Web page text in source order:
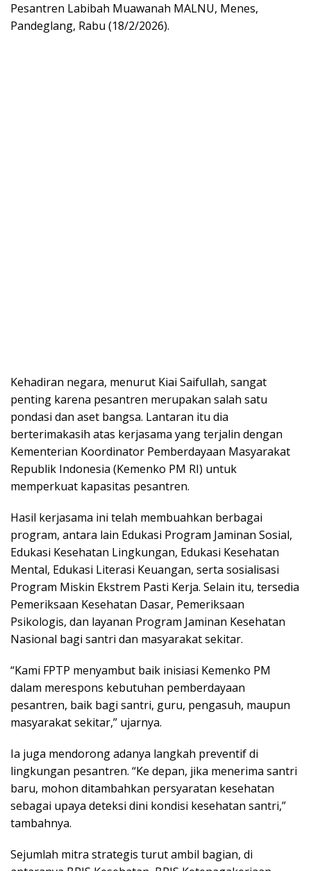
Pesantren Labibah Muawanah MALNU, Menes,
Pandeglang, Rabu (18/2/2026).
Kehadiran negara, menurut Kiai Saifullah, sangat
penting karena pesantren merupakan salah satu
pondasi dan aset bangsa. Lantaran itu dia
berterimakasih atas kerjasama yang terjalin dengan
Kementerian Koordinator Pemberdayaan Masyarakat
Republik Indonesia (Kemenko PM RI) untuk
memperkuat kapasitas pesantren.
Hasil kerjasama ini telah membuahkan berbagai
program, antara lain Edukasi Program Jaminan Sosial,
Edukasi Kesehatan Lingkungan, Edukasi Kesehatan
Mental, Edukasi Literasi Keuangan, serta sosialisasi
Program Miskin Ekstrem Pasti Kerja. Selain itu, tersedia
Pemeriksaan Kesehatan Dasar, Pemeriksaan
Psikologis, dan layanan Program Jaminan Kesehatan
Nasional bagi santri dan masyarakat sekitar.
“Kami FPTP menyambut baik inisiasi Kemenko PM
dalam merespons kebutuhan pemberdayaan
pesantren, baik bagi santri, guru, pengasuh, maupun
masyarakat sekitar,” ujarnya.
Ia juga mendorong adanya langkah preventif di
lingkungan pesantren. “Ke depan, jika menerima santri
baru, mohon ditambahkan persyaratan kesehatan
sebagai upaya deteksi dini kondisi kesehatan santri,”
tambahnya.
Sejumlah mitra strategis turut ambil bagian, di